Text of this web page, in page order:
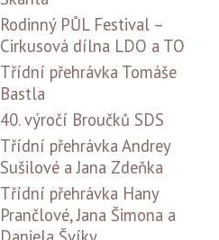
Rodinný PŮL Festival –
Cirkusová dílna LDO a TO
Třídní přehrávka Tomáše
Bastla
40. výročí Broučků SDS
Třídní přehrávka Andrey
Sušilové a Jana Zdeňka
Třídní přehrávka Hany
Prančlové, Jana Šimona a